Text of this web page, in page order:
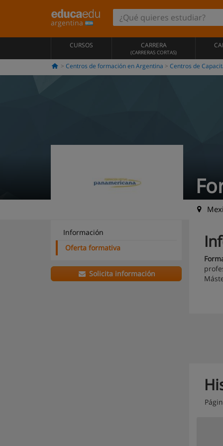
argentina
CURSOS CARRERA
(CARRERAS CORTAS)
Centros de formación en Argentina Centros de
Información
Oferta formativa
Solicita información